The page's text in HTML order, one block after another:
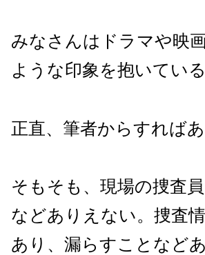
みなさんはドラマや映
ような印象を抱いてい
正直、筆者からすれば
そもそも、現場の捜査
などありえない。捜査
あり、漏らすことなど